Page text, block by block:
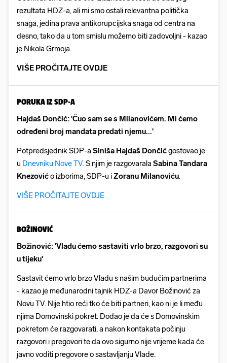
rezultata HDZ-a, ali mi smo ostali relevantna politička
snaga, jedina prava antikorupcijska snaga od centra na
desno, tako da u tom smislu možemo biti zadovoljni - kazao
je Nikola Grmoja.
VIŠE PROČITAJTE OVDJE
PORUKA IZ SDP-A
Hajdaš Dončić: 'Čuo sam se s Milanovićem. Mi ćemo
određeni broj mandata predati njemu...'
Potpredsjednik SDP-a Siniša Hajdaš Dončićgostovao je
u Dnevniku Nove TV.S njim je razgovarala Sabina Tandara
Knezovićo izborima, SDP-u iZoranu Milanoviću.
VIŠE PROČITAJTE OVDJE
BOŽINOVIĆ
Božinović: 'Vladu ćemo sastaviti vrlo brzo, razgovori su
u tijeku'
Sastavit ćemo vrlo brzo Vladu s našim budućim partnerima
- kazao je međunarodni tajnik HDZ-a Davor Božinović za
Novu TV. Nije htio reći tko će biti partneri, kao ni je li među
njima Domovinski pokret. Dodao je da će s Domovinskim
pokretom će razgovarati, a nakon kontakata počinju
razgovori i pregovori te da ovo sigurno nije vrijeme kada će
javno voditi pregovore o sastavljanju Vlade.